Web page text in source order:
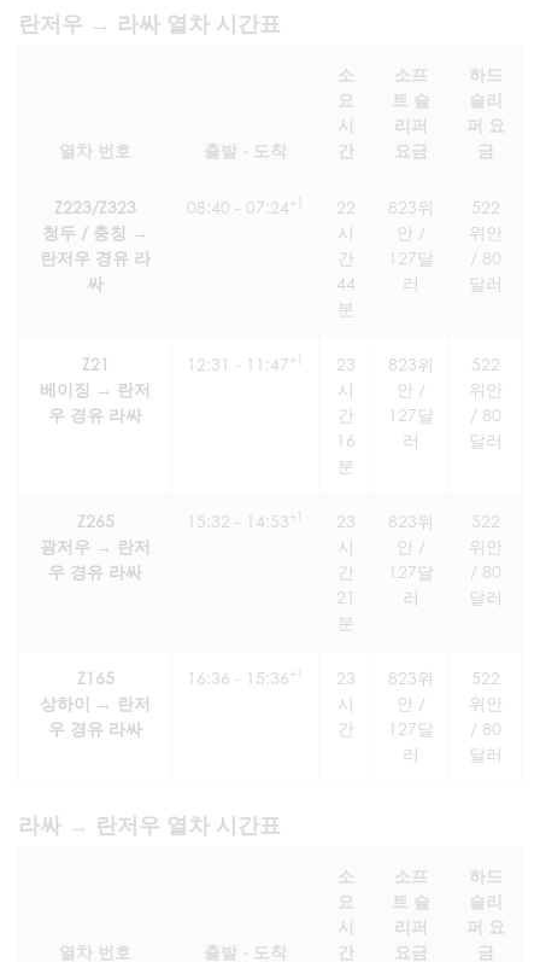
란저우 → 라싸 열차 시간표
열차 번호 출발 - 도착
소
요
시
간
소프
트 슬
리퍼
요금
하드
슬리
퍼 요
금
Z223/Z323
청두 / 충칭 →
란저우 경유 라
싸
08:40 - 07:24+1
22
시
간
44
분
823위
안 /
127달
러
522
위안
/ 80
달러
Z21
베이징 → 란저
우 경유 라싸
12:31 - 11:47+1
23
시
간
16
분
823위
안 /
127달
러
522
위안
/ 80
달러
Z265
광저우 → 란저
우 경유 라싸
15:32 - 14:53+1
23
시
간
21
분
823위
안 /
127달
러
522
위안
/ 80
달러
Z165
상하이 → 란저
우 경유 라싸
16:36 - 15:36+1
23
시
간
823위
안 /
127달
러
522
위안
/ 80
달러
라싸 → 란저우 열차 시간표
열차 번호 출발 - 도착
소
요
시
간
소프
트 슬
리퍼
요금
하드
슬리
퍼 요
금